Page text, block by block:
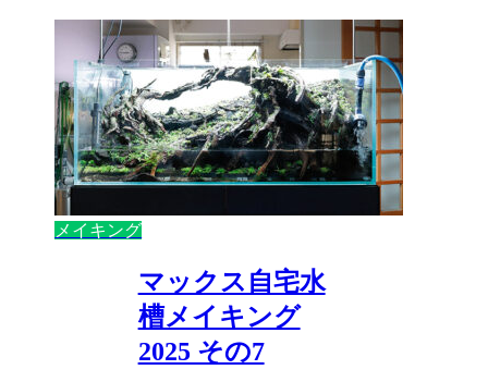
メイキング
マックス自宅水
槽メイキング
2025 その7